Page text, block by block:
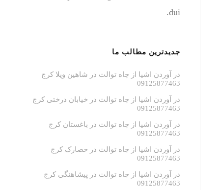
dui.
جدیدترین مطالب ما
در آوردن اشیا از چاه توالت در شاهین ویلا کرج
09125877463
در آوردن اشیا از چاه توالت در خیابان درختی کرج
09125877463
در آوردن اشیا از چاه توالت در باغستان کرج
09125877463
در آوردن اشیا از چاه توالت در حصارک کرج
09125877463
در آوردن اشیا از چاه توالت در پیشاهنگی کرج
09125877463